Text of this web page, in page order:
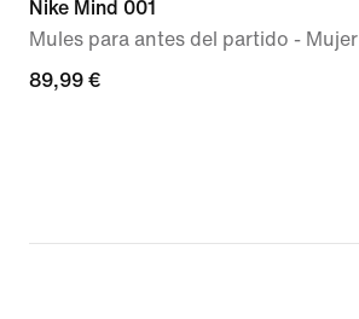
Nike Mind 001
Mules para antes del partido - Mujer
89,99 €
89,99 €